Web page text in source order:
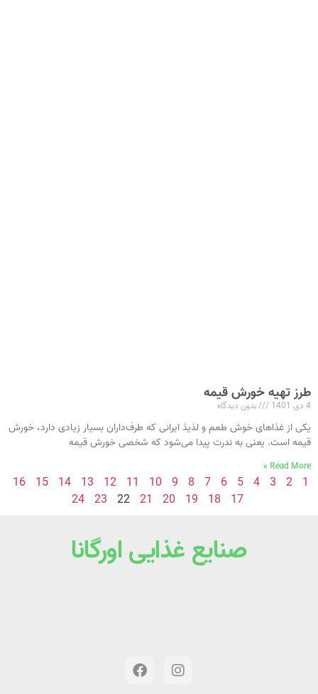
طرز تهیه خورش قیمه
4 دی 1401 بدون دیدگاه
یکی از غذاهای خوش‌ طعم و لذیذ ایرانی که طرف‌داران بسیار زیادی دارد، خورش
قیمه است. یعنی به‌ ندرت پیدا می‌شود که شخصی خورش قیمه
Read More »
1
2
3
4
5
6
7
8
9
10
11
12
13
14
15
16
17
18
19
20
21
22
23
24
صنایع غذایی اورگانا